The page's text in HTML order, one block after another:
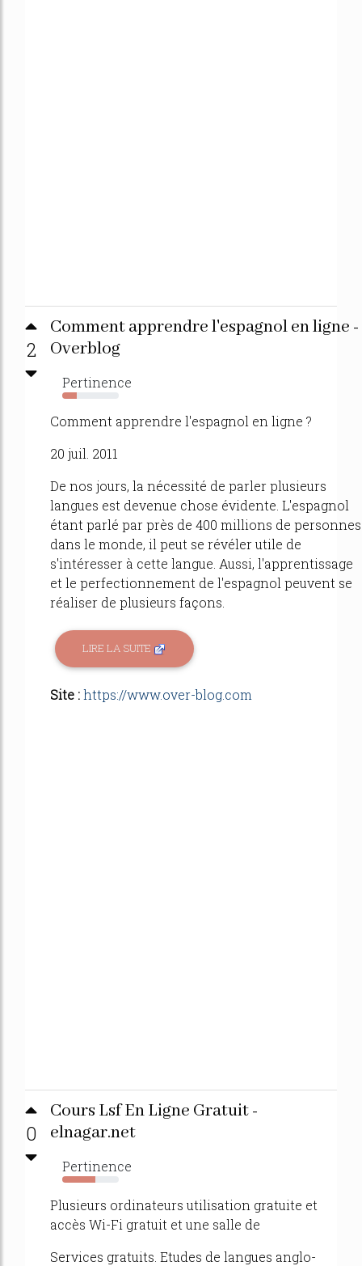
2
Comment apprendre l'espagnol en ligne -
Overblog
Pertinence
25%
Comment apprendre l'espagnol en ligne ?
20 juil. 2011
De nos jours, la nécessité de parler plusieurs
langues est devenue chose évidente. L'espagnol
étant parlé par près de 400 millions de personnes
dans le monde, il peut se révéler utile de
s'intéresser à cette langue. Aussi, l'apprentissage
et le perfectionnement de l'espagnol peuvent se
réaliser de plusieurs façons.
LIRE LA SUITE
Site :https://www.over-blog.com
0
Cours Lsf En Ligne Gratuit -
elnagar.net
Pertinence
58%
Plusieurs ordinateurs utilisation gratuite et
accès Wi-Fi gratuit et une salle de
Services gratuits. Etudes de langues anglo-